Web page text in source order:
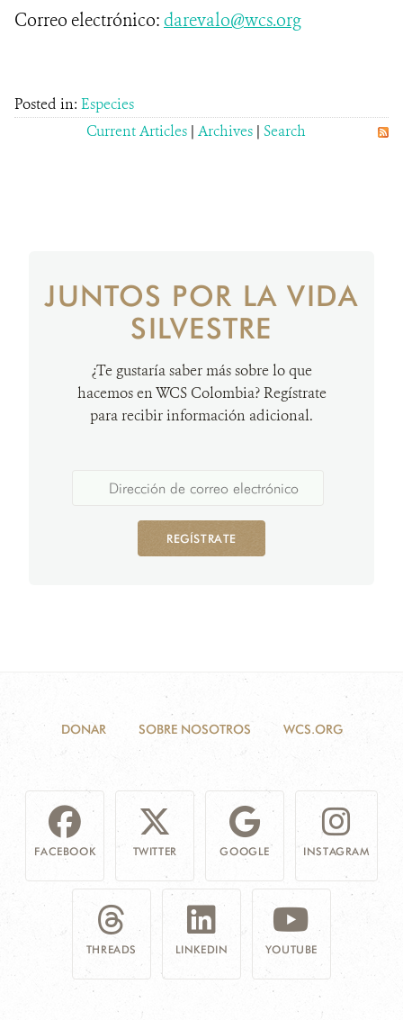
Correo electrónico: darevalo@wcs.org
Posted in: Especies
Current Articles | Archives | Search
JUNTOS POR LA VIDA
SILVESTRE
¿Te gustaría saber más sobre lo que
hacemos en WCS Colombia? Regístrate
para recibir información adicional.
REGÍSTRATE
DONAR SOBRE NOSOTROS WCS.ORG
FACEBOOK TWITTER GOOGLE INSTAGRAM
THREADS LINKEDIN YOUTUBE